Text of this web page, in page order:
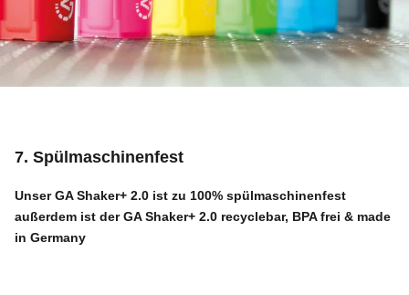
7. Spülmaschinenfest
UnserGA Shaker+ 2.0 ist zu 100% spülmaschinenfest
außerdem ist derGA Shaker+ 2.0 recyclebar, BPA frei & made
in Germany